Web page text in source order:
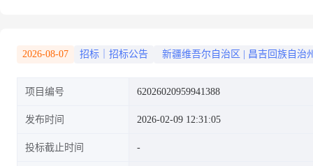
2026-08-07 招标｜招标公告 新疆维吾尔自治区 昌吉回族自治
项目编号 62026020959941388
发布时间 2026-02-09 12:31:05
投标截止时间